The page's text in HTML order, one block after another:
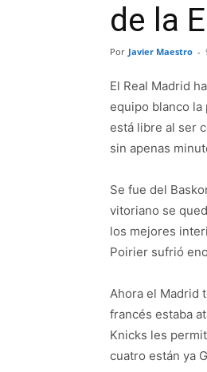
de la
Por Javier Maestro -
El Real Madrid
equipo blanco la
está libre al ser
sin apenas
Se fue del
vitoriano se
los mejores
Poirier sufrió
Ahora el Madrid
francés estaba
Knicks les
cuatro están ya